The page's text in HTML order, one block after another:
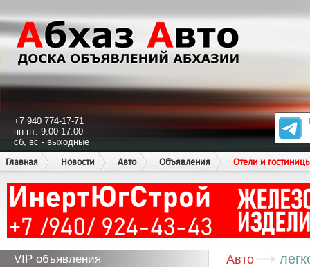
+7 940 774-17-71
пн-пт: 9:00-17:00
сб, вс - выходные
Главная
Новости Авто Объявления Отели и
VIP объявления Авто